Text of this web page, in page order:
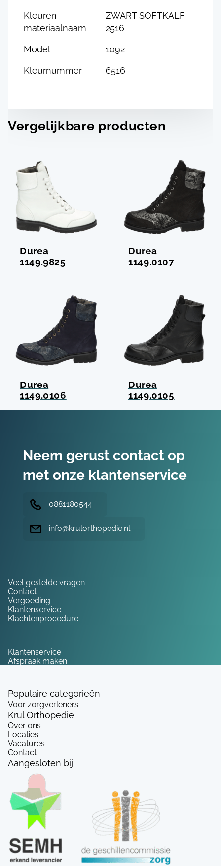
Kleuren
materiaalnaam
ZWART SOFTKALF
2516
Model 1092
Kleurnummer 6516
Vergelijkbare producten
Durea
1149.9825
Durea
1149.0107
Durea
1149.0106
Durea
1149.0105
Neem gerust contact op
met onze klantenservice
0881180544
info@krulorthopedie.nl
Veel gestelde vragen
Contact
Vergoeding
Klantenservice
Klachtenprocedure
Klantenservice
Afspraak maken
Populaire categorieën
Voor zorgverleners
Krul Orthopedie
Over ons
Locaties
Vacatures
Contact
Aangesloten bij